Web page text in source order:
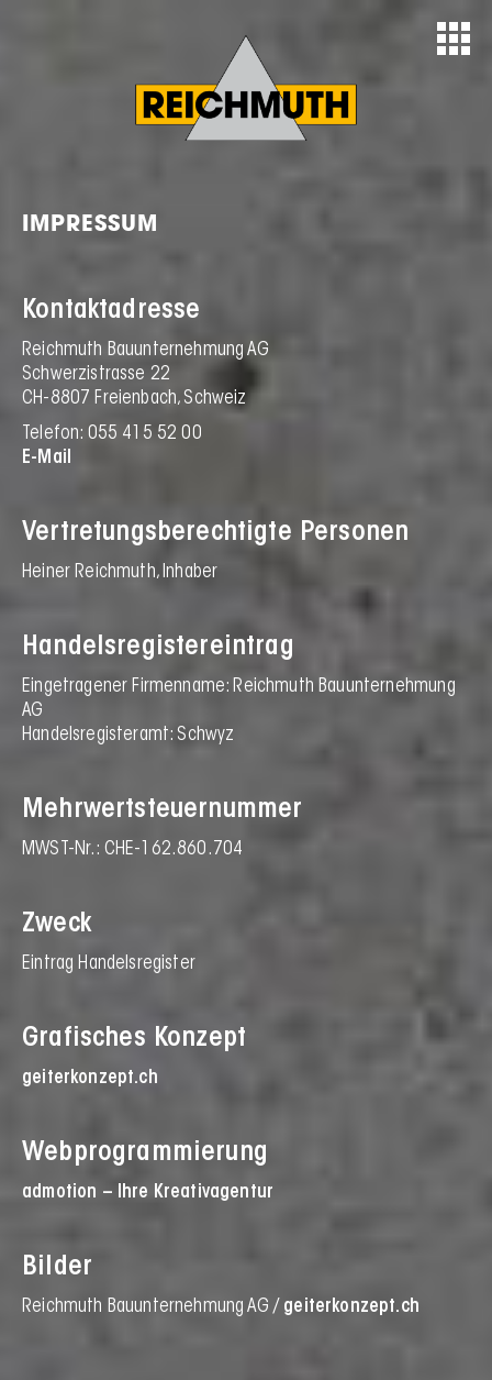
IMPRESSUM
Kontaktadresse
Reichmuth Bauunternehmung AG
Schwerzistrasse 22
CH-8807 Freienbach, Schweiz
Telefon: 055 415 52 00
E-Mail
Vertretungsberechtigte Personen
Heiner Reichmuth, Inhaber
Handelsregistereintrag
Eingetragener Firmenname: Reichmuth Bauunternehmung
AG
Handelsregisteramt: Schwyz
Mehrwertsteuernummer
MWST-Nr.: CHE-162.860.704
Zweck
Eintrag Handelsregister
​Grafisches Konzept
geiterkonzept.ch
Webprogrammierung
admotion – Ihre Kreativagentur
Bilder
Reichmuth Bauunternehmung AG / geiterkonzept.ch